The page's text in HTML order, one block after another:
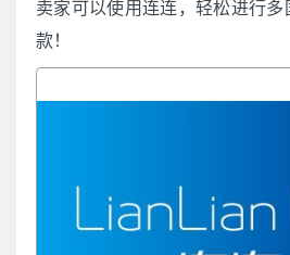
卖家可以使用连连，轻松进行
款！